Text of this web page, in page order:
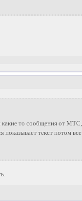
то сообщения от МТС,
показывает текст потом все